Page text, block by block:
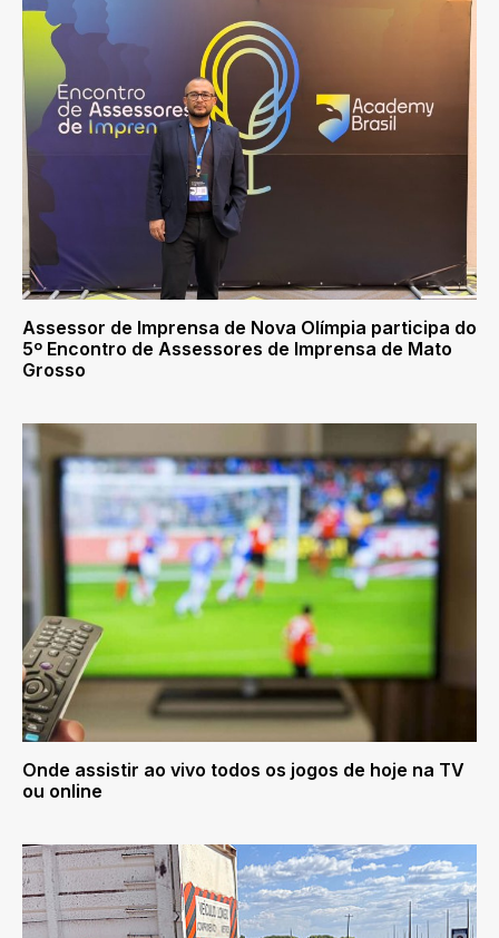
Assessor de Imprensa de Nova Olímpia participa do
5º Encontro de Assessores de Imprensa de Mato
Grosso
Onde assistir ao vivo todos os jogos de hoje na TV
ou online